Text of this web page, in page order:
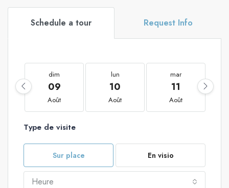
Schedule a tour Request Info
dim
09
Août
lun
10
Août
mar
11
Août
Type de visite
Sur place En visio
Heure